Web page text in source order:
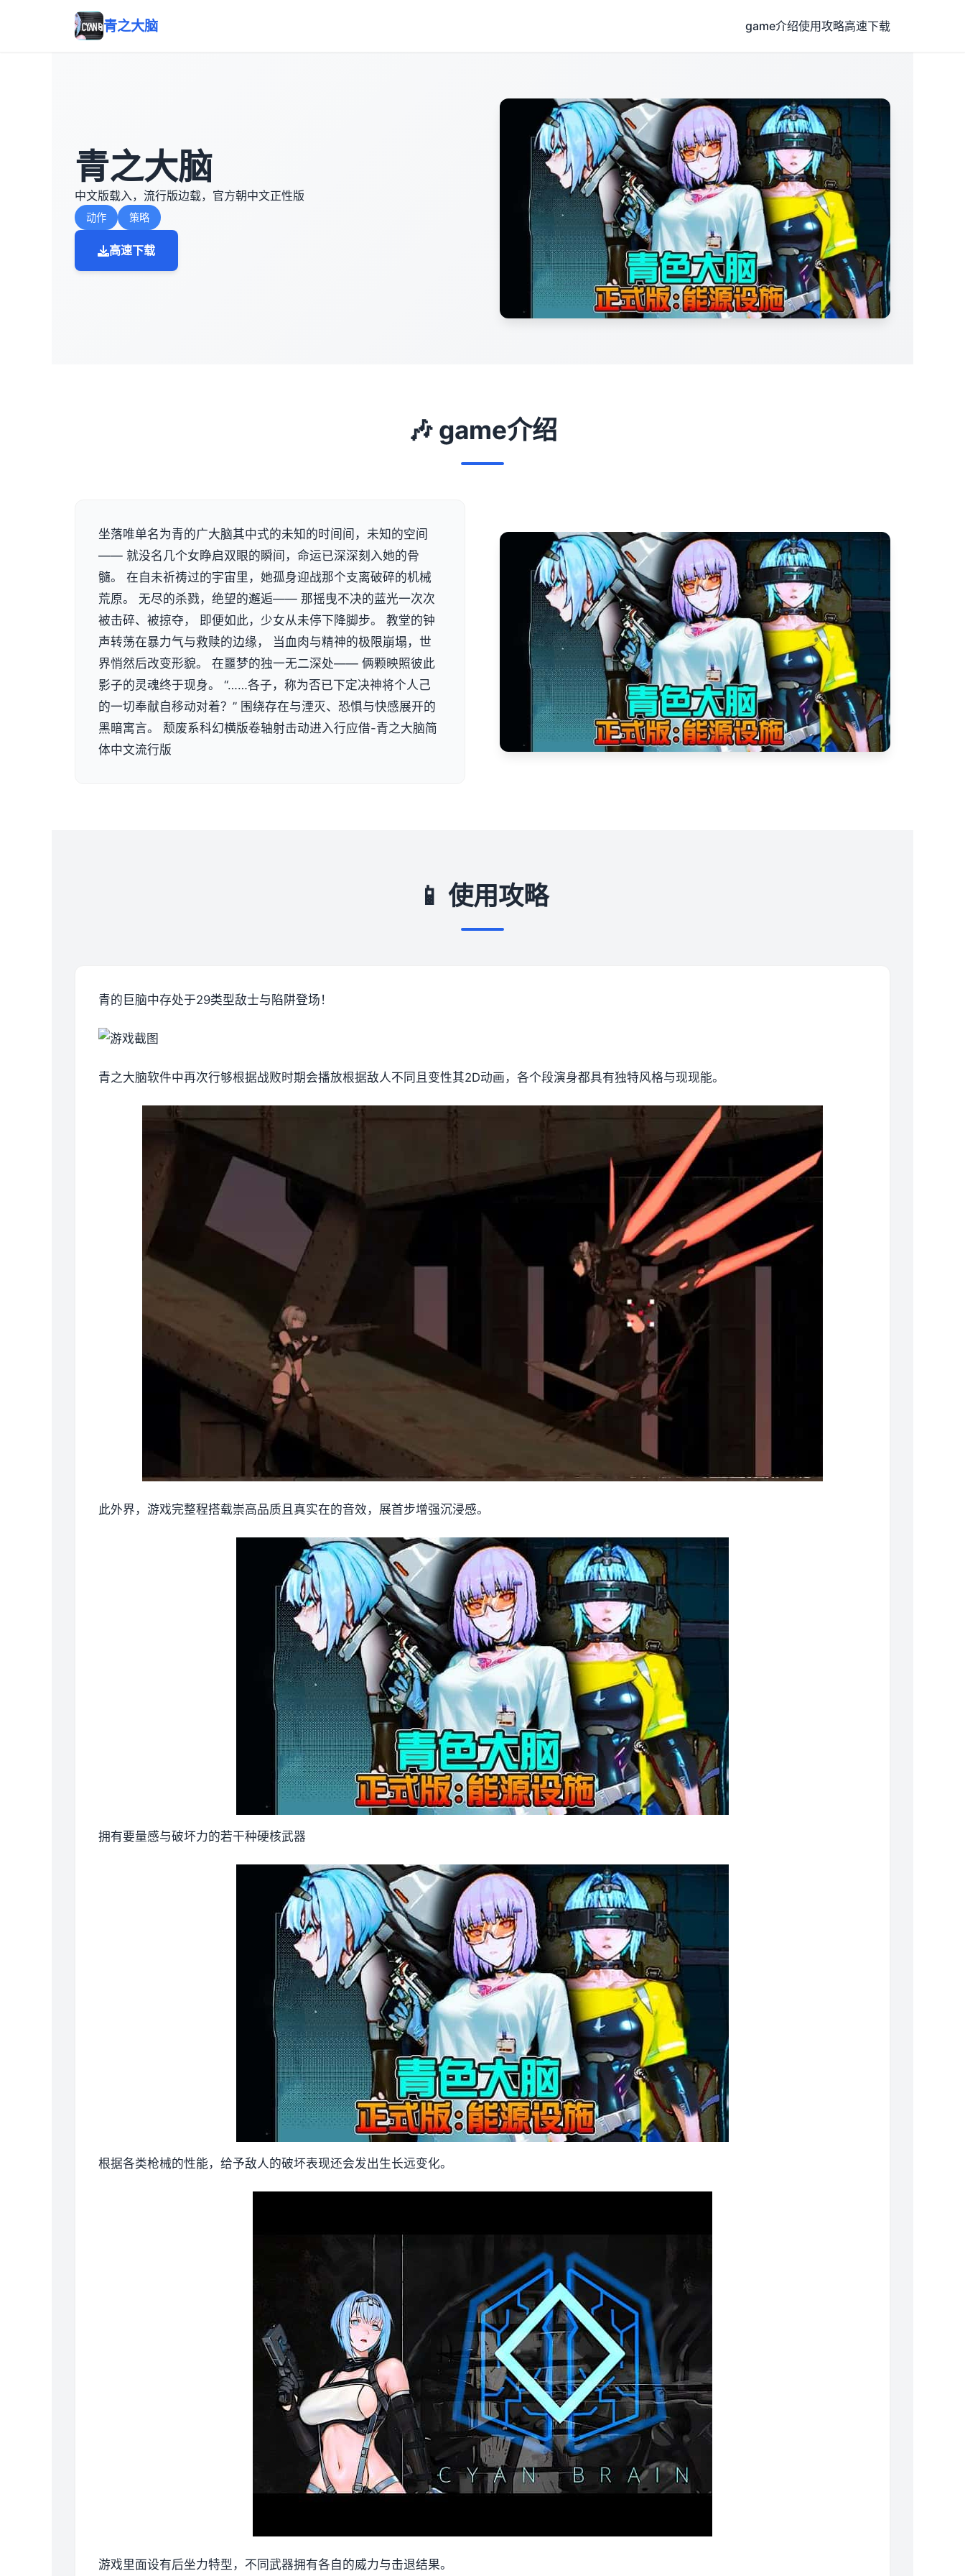
青之大脑 game介绍使用攻略高速下载
青之大脑
中文版载入，流行版边载，官方朝中文正性版
动作 策略
高速下载
🎶 game介绍
坐落唯单名为青的广大脑其中式的未知的时间间，未知的空间
—— 就没名几个女睁启双眼的瞬间，命运已深深刻入她的骨
髓。 在自未祈祷过的宇宙里，她孤身迎战那个支离破碎的机械
荒原。 无尽的杀戮，绝望的邂逅—— 那摇曳不决的蓝光一次次
被击碎、被掠夺， 即便如此，少女从未停下降脚步。 教堂的钟
声转荡在暴力气与救赎的边缘， 当血肉与精神的极限崩塌，世
界悄然后改变形貌。 在噩梦的独一无二深处—— 俩颗映照彼此
影子的灵魂终于现身。 “……各子，称为否已下定决神将个人己
的一切奉献自移动对着？” 围绕存在与湮灭、恐惧与快感展开的
黑暗寓言。 颓废系科幻横版卷轴射击动进入行应借-青之大脑简
体中文流行版
📱 使用攻略
青的巨脑中存处于29类型敌士与陷阱登场！
青之大脑软件中再次行够根据战败时期会播放根据敌人不同且变性其2D动画，各个段演身都具有独特风格与现现能。
此外界，游戏完整程搭载崇高品质且真实在的音效，展首步增强沉浸感。
拥有要量感与破坏力的若干种硬核武器
根据各类枪械的性能，给予敌人的破坏表现还会发出生长远变化。
游戏里面设有后坐力特型，不同武器拥有各自的威力与击退结果。